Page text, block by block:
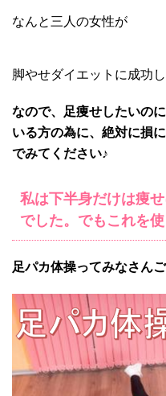
なんと三人の女性が
脚やせダイエットに成功し
なので、足痩せしたいの
いる方の為に、絶対に損
でみてください♪
私は下半身だけは痩
でした。でもこれを
足パカ体操ってみなさん